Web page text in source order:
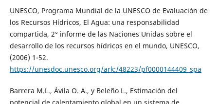
UNESCO, Programa Mundial de la UNESCO de Evaluación de
los Recursos Hídricos, El Agua: una responsabilidad
compartida, 2° informe de las Naciones Unidas sobre el
desarrollo de los recursos hídricos en el mundo, UNESCO,
(2006) 1-52.
https://unesdoc.unesco.org/ark:/48223/pf0000144409_spa
Barrera M.L., Ávila O. A., y Beleño L., Estimación del